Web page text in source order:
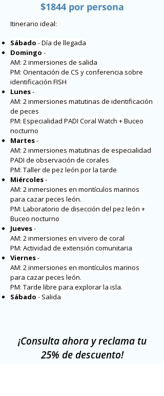
$1844 por persona
Itinerario ideal:
Sábado - Día de llegada
Domingo -
AM: 2 inmersiones de salida
PM: Orientación de CS y conferencia sobre
identificación FISH
Lunes-
AM: 2 inmersiones matutinas de identificación
de peces
PM: Especialidad PADI Coral Watch + Buceo
nocturno
Martes-
AM: 2 inmersiones matutinas de especialidad
PADI de observación de corales
PM: Taller de pez león por la tarde
Miércoles-
AM: 2 inmersiones en montículos marinos
para cazar peces león.
PM: Laboratorio de disección del pez león +
Buceo nocturno
Jueves-
AM: 2 inmersiones en vivero de coral
PM: Actividad de extensión comunitaria
Viernes-
AM: 2 inmersiones en montículos marinos
para cazar peces león.
PM: Tarde libre para explorar la isla.
Sábado - Salida
¡Consulta ahora y reclama tu
25% de descuento!